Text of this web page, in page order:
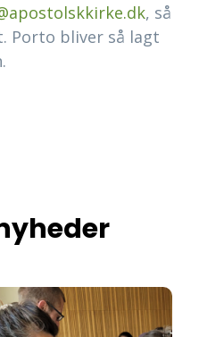
, så
Porto bliver så lagt